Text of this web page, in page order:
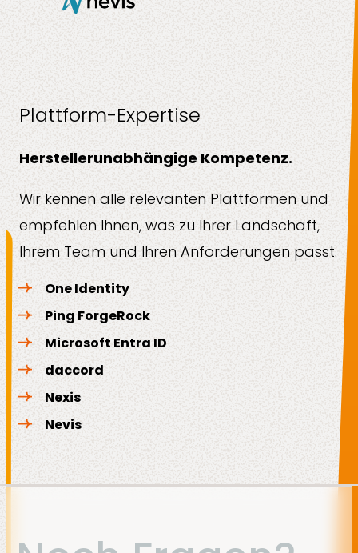
Plattform-Expertise
Herstellerunabhängige Kompetenz.
Wir kennen alle relevanten Plattformen und
empfehlen Ihnen, was zu Ihrer Landschaft,
Ihrem Team und Ihren Anforderungen passt.
One Identity
Ping ForgeRock
Microsoft Entra ID
daccord
Nexis
Nevis